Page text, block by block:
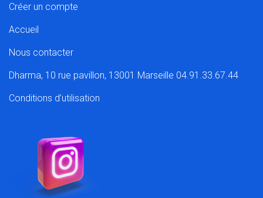
Créer un compte
Accueil
Nous contacter
Dharma, 10 rue pavillon, 13001 Marseille 04.91.33.67.44
Conditions d’utilisation